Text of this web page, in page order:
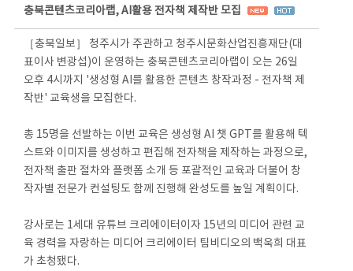
충북콘텐츠코리아랩, AI활용 전자책 제작반 모집
［충북일보］ 청주시가 주관하고 청주시문화산업진흥재단(대
표이사 변광섭)이 운영하는 충북콘텐츠코리아랩이 오는 26일
오후 4시까지 '생성형 AI를 활용한 콘텐츠 창작과정 - 전자책 제
작반' 교육생을 모집한다.
총 15명을 선발하는 이번 교육은 생성형 AI 챗 GPT를 활용해 텍
스트와 이미지를 생성하고 편집해 전자책을 제작하는 과정으로,
전자책 출판 절차와 플랫폼 소개 등 포괄적인 교육과 더불어 창
작자별 전문가 컨설팅도 함께 진행해 완성도를 높일 계획이다.
강사로는 1세대 유튜브 크리에이터이자 15년의 미디어 관련 교
육 경력을 자랑하는 미디어 크리에이터 팀비디오의 백욱희 대표
가 초청됐다.